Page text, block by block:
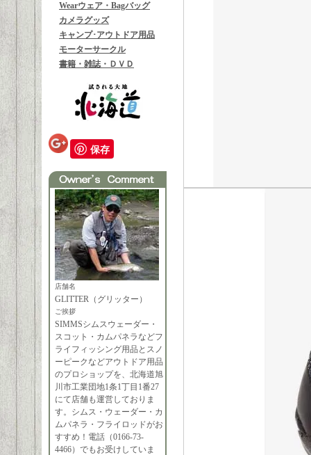
Wearウェア・Bagバッグ
カメラグッズ
キャンプ･アウトドア用品
モーターサークル
書籍・雑誌・ＤＶＤ
保存
店舗名
GLITTER（グリッター）
ご挨拶
SIMMSシムスウェーダー・
スコット・カムパネラなどフ
ライフィッシング用品とスノ
ーピークなどアウトドア用品
のプロショップを、北海道旭
川市工業団地1条1丁目1番27
にて店舗も運営しておりま
す。シムス・ウェーダー・カ
ムパネラ・フライロッドがお
すすめ！電話（0166-73-
4466）でもお受けしていま